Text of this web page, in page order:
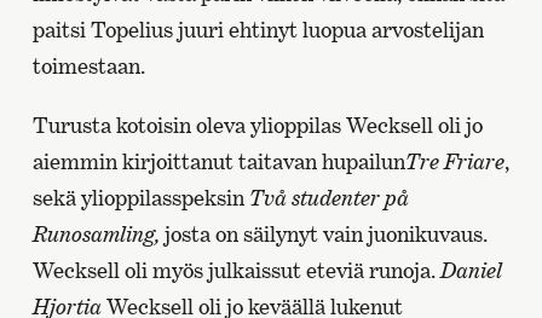
paitsi Topelius juuri ehtinyt luopua arvostelijan
toimestaan.
Turusta kotoisin oleva ylioppilas Wecksell oli jo
aiemmin kirjoittanut taitavan hupailunTre Friare,
sekä ylioppilasspeksin Två studenter på
Runosamling, josta on säilynyt vain juonikuvaus.
Wecksell oli myös julkaissut eteviä runoja. Daniel
HjortiaWecksell oli jo keväällä lukenut